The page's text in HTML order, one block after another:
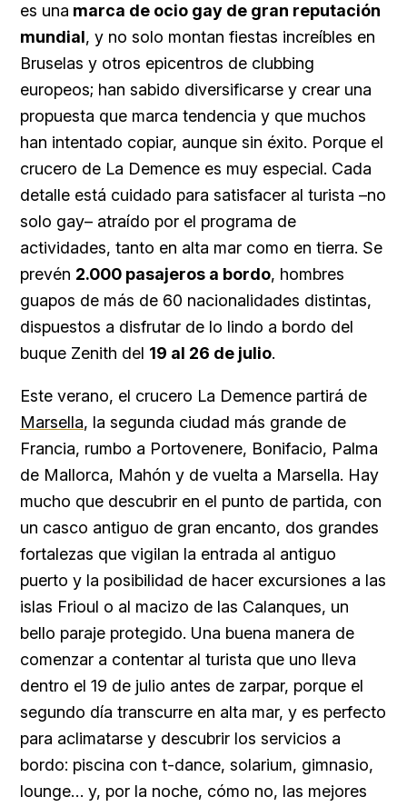
es una marca de ocio gay de gran reputación
mundial, y no solo montan fiestas increíbles en
Bruselas y otros epicentros de clubbing
europeos; han sabido diversificarse y crear una
propuesta que marca tendencia y que muchos
han intentado copiar, aunque sin éxito. Porque el
crucero de La Demence es muy especial. Cada
detalle está cuidado para satisfacer al turista –no
solo gay– atraído por el programa de
actividades, tanto en alta mar como en tierra. Se
prevén 2.000 pasajeros a bordo, hombres
guapos de más de 60 nacionalidades distintas,
dispuestos a disfrutar de lo lindo a bordo del
buque Zenith del 19 al 26 de julio.
Este verano, el crucero La Demence partirá de
Marsella, la segunda ciudad más grande de
Francia, rumbo a Portovenere, Bonifacio, Palma
de Mallorca, Mahón y de vuelta a Marsella. Hay
mucho que descubrir en el punto de partida, con
un casco antiguo de gran encanto, dos grandes
fortalezas que vigilan la entrada al antiguo
puerto y la posibilidad de hacer excursiones a las
islas Frioul o al macizo de las Calanques, un
bello paraje protegido. Una buena manera de
comenzar a contentar al turista que uno lleva
dentro el 19 de julio antes de zarpar, porque el
segundo día transcurre en alta mar, y es perfecto
para aclimatarse y descubrir los servicios a
bordo: piscina con t-dance, solarium, gimnasio,
lounge… y, por la noche, cómo no, las mejores